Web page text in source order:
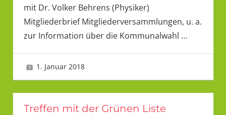
mit Dr. Volker Behrens (Physiker)
Mitgliederbrief Mitgliederversammlungen, u. a.
zur Information über die Kommunalwahl …
1. Januar 2018
Treffen mit der Grünen Liste